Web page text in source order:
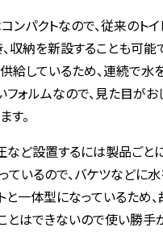
ンパクトなので、従来のト
収納を新設することも可能
給しているため、連続で水
フォルムなので、見た目が
す。
など設置するには製品ご
ているので、バケツなどに
と一体型になっているため
とはできないので使い勝手